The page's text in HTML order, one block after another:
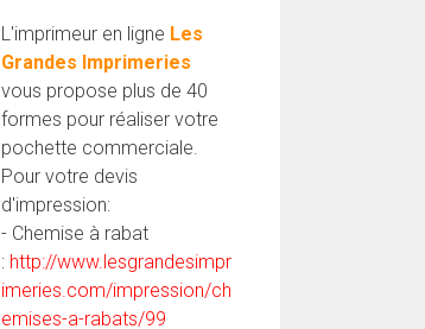
L'imprimeur en ligne Les
Grandes Imprimeries
vous propose plus de 40
formes pour réaliser votre
pochette commerciale.
Pour votre devis
d'impression:
- Chemise à rabat
: http://www.lesgrandesimpr
imeries.com/impression/ch
emises-a-rabats/99